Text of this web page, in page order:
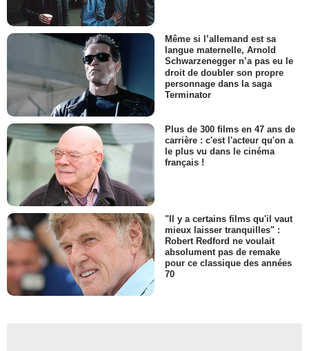
Même si l’allemand est sa
langue maternelle, Arnold
Schwarzenegger n’a pas eu le
droit de doubler son propre
personnage dans la saga
Terminator
Plus de 300 films en 47 ans de
carrière : c'est l'acteur qu'on a
le plus vu dans le cinéma
français !
"Il y a certains films qu'il vaut
mieux laisser tranquilles" :
Robert Redford ne voulait
absolument pas de remake
pour ce classique des années
70